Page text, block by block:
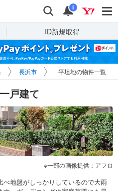
検索 通知
i
ID新規取得
長浜市 平坦地の物件一覧
戸建て
一部の画像提供：アフロ
地盤がしっかりしているので大雨